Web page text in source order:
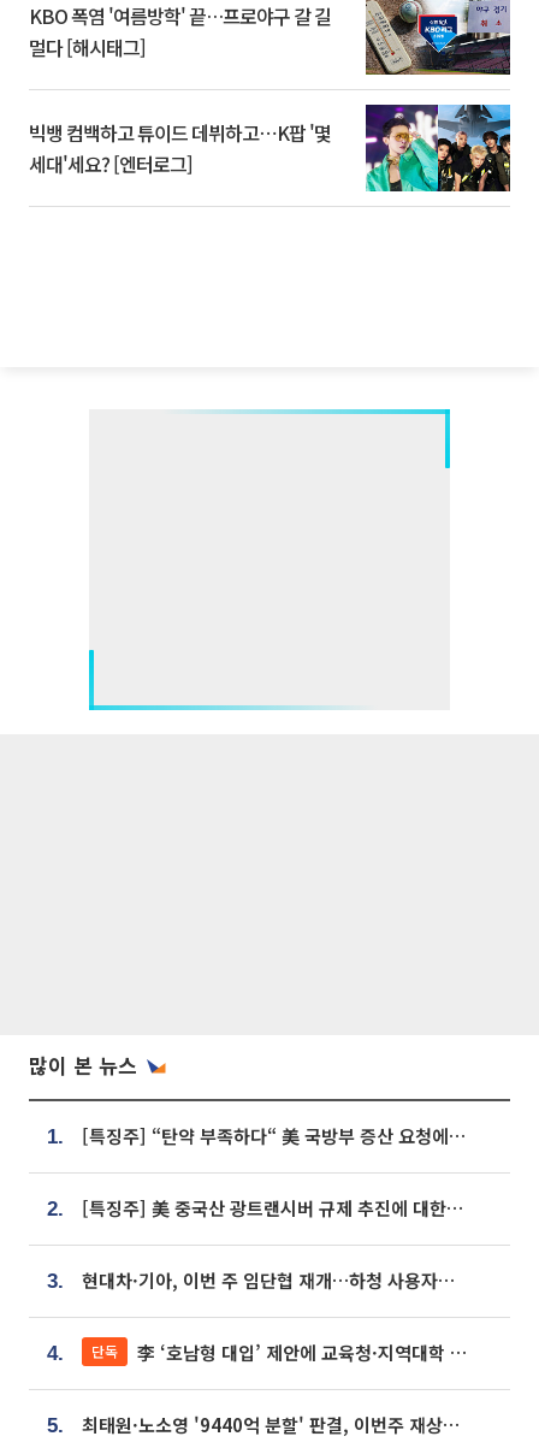
KBO 폭염 '여름방학' 끝…프로야구 갈 길
멀다 [해시태그]
빅뱅 컴백하고 튜이드 데뷔하고⋯K팝 '몇
세대'세요? [엔터로그]
많이 본 뉴스
1. [특징주] “탄약 부족하다“ 美 국방부 증산 요청에⋯국내 방산주 급등세
2. [특징주] 美 중국산 광트랜시버 규제 추진에 대한광통신 등 광통신株 강세
3. 현대차·기아, 이번 주 임단협 재개…하청 사용자성 재심도 ‘변수’
4. 단독 李 ‘호남형 대입’ 제안에 교육청·지역대학 서·논술형 입시 연계 '착수'
5. 최태원·노소영 '9440억 분할' 판결, 이번주 재상고 여부 주목